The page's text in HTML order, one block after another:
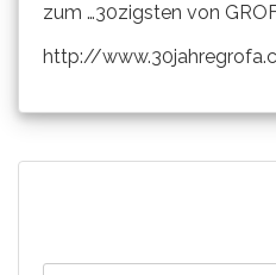
zum …30zigsten von
http://